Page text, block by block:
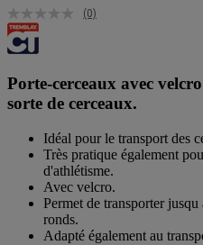
(0)
Porte-cerceaux avec
sorte de cerceaux.
Idéal pour le transport des
Très pratique également
d'athlétisme.
Avec velcro.
Permet de transporter
ronds.
Adapté également au